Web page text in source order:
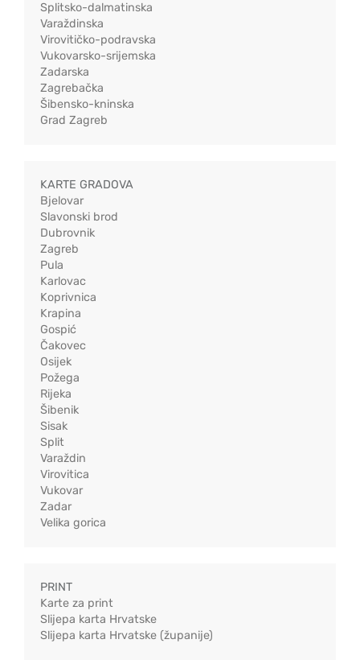
Splitsko-dalmatinska
Varaždinska
Virovitičko-podravska
Vukovarsko-srijemska
Zadarska
Zagrebačka
Šibensko-kninska
Grad Zagreb
KARTE GRADOVA
Bjelovar
Slavonski brod
Dubrovnik
Zagreb
Pula
Karlovac
Koprivnica
Krapina
Gospić
Čakovec
Osijek
Požega
Rijeka
Šibenik
Sisak
Split
Varaždin
Virovitica
Vukovar
Zadar
Velika gorica
PRINT
Karte za print
Slijepa karta Hrvatske
Slijepa karta Hrvatske (županije)